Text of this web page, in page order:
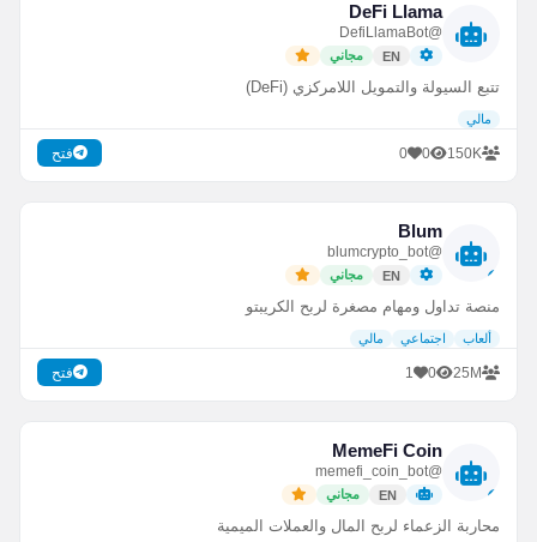
DeFi Llama
@DefiLlamaBot
EN مجاني
تتبع السيولة والتمويل اللامركزي (DeFi)
مالي
150K
0
0 فتح
Blum
@blumcrypto_bot
EN مجاني
منصة تداول ومهام مصغرة لربح الكريبتو
ألعاب اجتماعي مالي
25M
0
1 فتح
MemeFi Coin
@memefi_coin_bot
EN مجاني
محاربة الزعماء لربح المال والعملات الميمية